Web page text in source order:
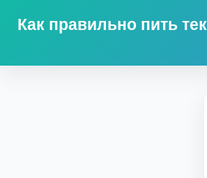
Как правильно пить